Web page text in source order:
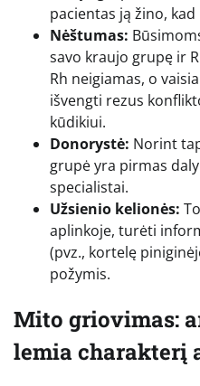
pacientas ją žino,
Nėštumas:
savo kraujo grupę ir
Rh neigiamas, o
išvengti rezus
kūdikiui.
Donorystė: Norint
grupė yra pirmas
specialistai.
Užsienio kelionės:
aplinkoje, turėti
(pvz., kortelę
požymis.
Mito griovimas:
lemia charakterį